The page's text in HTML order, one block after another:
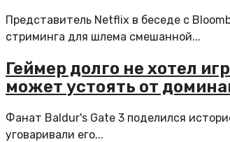
Представитель Netflix в беседе с
стриминга для шлема смешанной...
Геймер долго не хотел
может устоять от
Фанат Baldur's Gate 3 поделился
уговаривали его...